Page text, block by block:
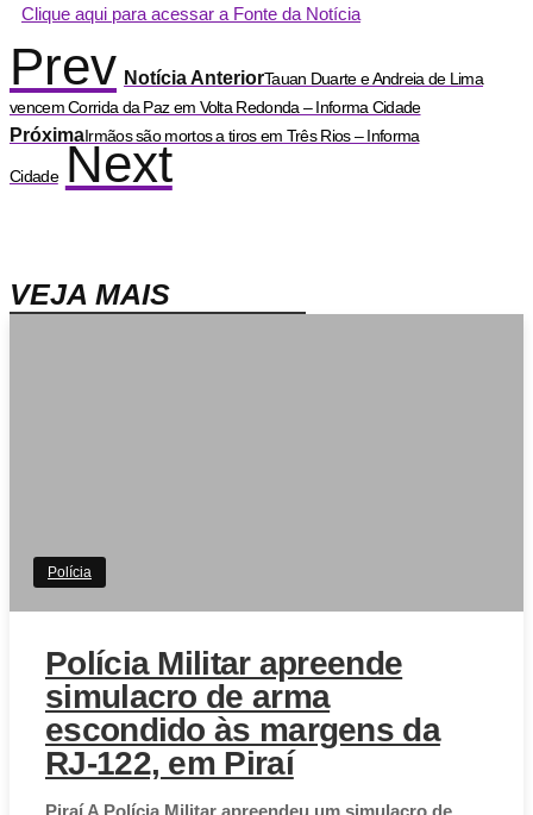
Clique aqui para acessar a Fonte da Notícia
Prev Notícia AnteriorTauan Duarte e Andreia de Lima
vencem Corrida da Paz em Volta Redonda – Informa Cidade
PróximaIrmãos são mortos a tiros em Três Rios – Informa
Cidade Next
VEJA MAIS
Polícia
Polícia Militar apreende
simulacro de arma
escondido às margens da
RJ-122, em Piraí